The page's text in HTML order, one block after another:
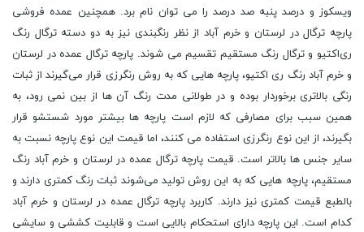
ویسکوز و درصد پنبه صد درصد را می توان نام برد. همچنین عمده فروشی
پارچه ترگال در لرستان و خرم آباد از نظر رنگبندی نیز به دو دسته ترگال رنگ
ری‌اکتیو و ترگال رنگ مستقیم تقسیم می‌ شوند. پارچه ترگال عمده در لرستان
و خرم آباد رنگ ری اکتیو، پارچه هایی که به روش رنگرزی قرار می‌‌گیرند از ثبات
رنگی بالاتری برخوردار بوده و در طولانی مدت رنگ آن ها از بین نمی ‌رود، به
همین سبب برای مصارفی که لازم است پارچه ها بیشتر مورد شستشو قرار
بگیرند، از این نوع رنگرزی استفاده می کنند، اما قیمت این نوع پارچه نسبت به
سایر جنس ‌ها بالاتر است. قیمت پارچه ترگال عمده در لرستان و خرم آباد رنگ
مستقیم، پارچه هایی که به این روش تولید می‌شوند ثبات رنگ کمتری دارند و
بالطبع قیمت کمتری نیز دارند. کاربرد پارچه ترگال عمده در لرستان و خرم آباد
کدام است. این پارچه دارای استحکام بالایی است و قابلیت کششی و سایشی